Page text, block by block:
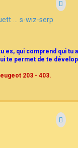
... s-wiz-serp
es, qui comprend qui tu
te permet de te
203 - 403.